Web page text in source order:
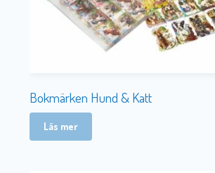
Bokmärken Hund & Katt
Läs mer